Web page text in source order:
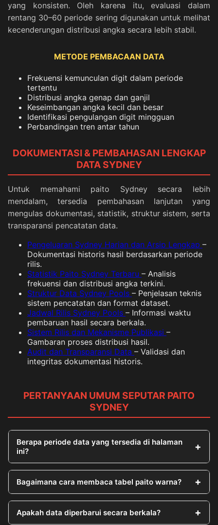
yang konsisten. Oleh karena itu, evaluasi dalam
rentang 30–60 periode sering digunakan untuk melihat
kecenderungan distribusi angka secara lebih stabil.
METODE PEMBACAAN DATA
Frekuensi kemunculan digit dalam periode
tertentu
Distribusi angka genap dan ganjil
Keseimbangan angka kecil dan besar
Identifikasi pengulangan digit mingguan
Perbandingan tren antar tahun
DOKUMENTASI & PEMBAHASAN LENGKAP
DATA SYDNEY
Untuk memahami paito Sydney secara lebih
mendalam, tersedia pembahasan lanjutan yang
mengulas dokumentasi, statistik, struktur sistem, serta
transparansi pencatatan data.
Pengeluaran Sydney Harian dan Arsip Lengkap –
Dokumentasi historis hasil berdasarkan periode
rilis.
Statistik Paito Sydney Terbaru – Analisis
frekuensi dan distribusi angka terkini.
Struktur Data Sydney Pools – Penjelasan teknis
sistem pencatatan dan format dataset.
Jadwal Rilis Sydney Pools – Informasi waktu
pembaruan hasil secara berkala.
Sistem Rilis dan Mekanisme Publikasi –
Gambaran proses distribusi hasil.
Audit dan Transparansi Data – Validasi dan
integritas dokumentasi historis.
PERTANYAAN UMUM SEPUTAR PAITO
SYDNEY
Berapa periode data yang tersedia di halaman
ini?
Bagaimana cara membaca tabel paito warna?
Apakah data diperbarui secara berkala?